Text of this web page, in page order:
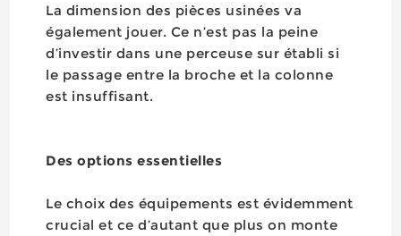
La dimension des pièces usinées va
également jouer. Ce n’est pas la peine
d’investir dans une perceuse sur établi si
le passage entre la broche et la colonne
est insuffisant.
Des options essentielles
Le choix des équipements est évidemment
crucial et ce d’autant que plus on monte